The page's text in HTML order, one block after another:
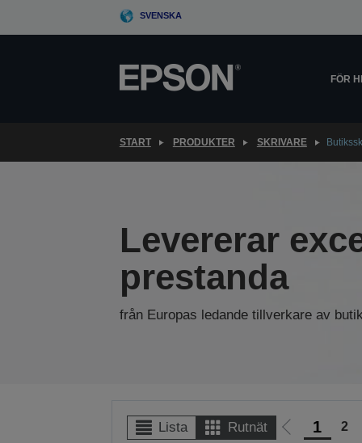
SVENSKA
FÖR
START PRODUKTER SKRIVARE
Levererar
prestanda
från Europas ledande tillverkare av
Lista Rutnät
Gå 1 2